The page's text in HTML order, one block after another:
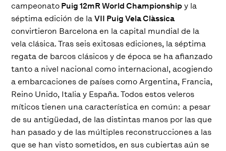
campeonatoPuig 12mR World Championshipy la
séptima edición de laVII Puig Vela Clàssica
convirtieron Barcelona en la capital mundial de la
vela clásica. Tras seis exitosas ediciones, la séptima
regata de barcos clásicos y de época se ha afianzado
tanto a nivel nacional como internacional, acogiendo
a embarcaciones de países como Argentina, Francia,
Reino Unido, Italia y España. Todos estos veleros
míticos tienen una característica en común: a pesar
de su antigüedad, de las distintas manos por las que
han pasado y de las múltiples reconstrucciones a las
que se han visto sometidos, en sus cubiertas aún se